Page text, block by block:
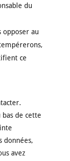
du
opposer au
ce
de cette
données,
avez